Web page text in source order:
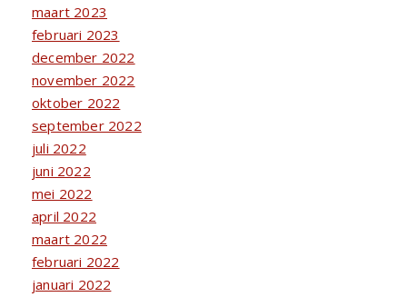
maart 2023
februari 2023
december 2022
november 2022
oktober 2022
september 2022
juli 2022
juni 2022
mei 2022
april 2022
maart 2022
februari 2022
januari 2022